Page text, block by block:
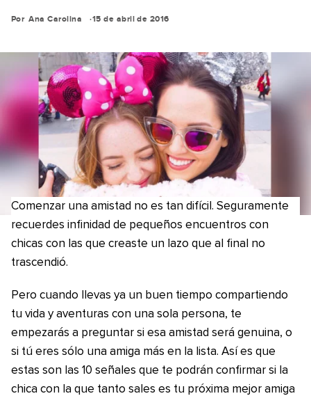
Por Ana Carolina 15 de abril de 2016
Comenzar una amistad no es tan difícil. Seguramente
recuerdes infinidad de pequeños encuentros con
chicas con las que creaste un lazo que al final no
trascendió.
Pero cuando llevas ya un buen tiempo compartiendo
tu vida y aventuras con una sola persona, te
empezarás a preguntar si esa amistad será genuina, o
si tú eres sólo una amiga más en la lista. Así es que
estas son las 10 señales que te podrán confirmar si la
chica con la que tanto sales es tu próxima mejor amiga